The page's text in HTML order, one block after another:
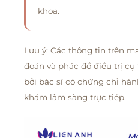
khoa.
Lưu ý: Các thông tin trên
đoán và phác đồ điều trị
bởi bác sĩ có chứng chỉ
khám lâm sàng trực tiếp.